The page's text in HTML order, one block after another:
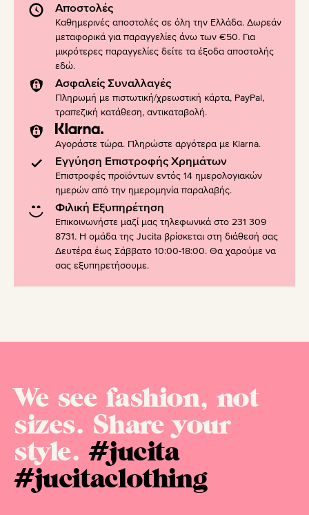
Αποστολές
Καθημερινές αποστολές σε όλη την Ελλάδα. Δωρεάν
μεταφορικά για παραγγελίες άνω των €50. Για
μικρότερες παραγγελίες δείτε τα έξοδα αποστολής
εδώ.
Ασφαλείς Συναλλαγές
Πληρωμή με πιστωτική/χρεωστική κάρτα, PayPal,
τραπεζική κατάθεση, αντικαταβολή.
Αγοράστε τώρα. Πληρώστε αργότερα με Klarna.
Εγγύηση Επιστροφής Χρημάτων
Επιστροφές προϊόντων εντός 14 ημερολογιακών
ημερών από την ημερομηνία παραλαβής.
Φιλική Εξυπηρέτηση
Επικοινωνήστε μαζί μας τηλεφωνικά στο 231 309
8731. Η ομάδα της Jucita βρίσκεται στη διάθεσή σας
Δευτέρα έως Σάββατο 10:00-18:00. Θα χαρούμε να
σας εξυπηρετήσουμε.
We see fashion, not
sizes. Share your
style.#jucita
#jucitaclothing